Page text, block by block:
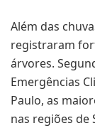
Além das
registraram
árvores.
Emergências
Paulo, as
nas regiões de